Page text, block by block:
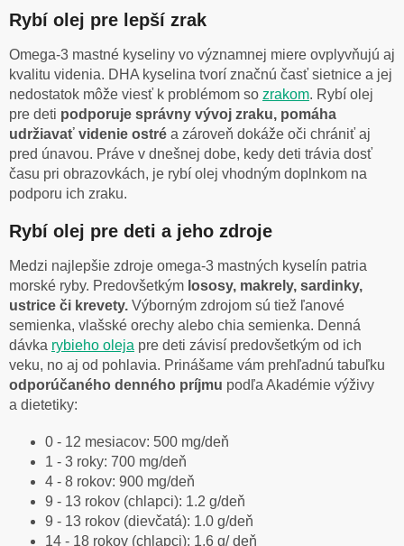
Rybí olej pre lepší zrak
Omega-3 mastné kyseliny vo významnej miere ovplyvňujú aj
kvalitu videnia. DHA kyselina tvorí značnú časť sietnice a jej
nedostatok môže viesť k problémom so zrakom. Rybí olej
pre deti podporuje správny vývoj zraku, pomáha
udržiavať videnie ostré a zároveň dokáže oči chrániť aj
pred únavou. Práve v dnešnej dobe, kedy deti trávia dosť
času pri obrazovkách, je rybí olej vhodným doplnkom na
podporu ich zraku.
Rybí olej pre deti a jeho zdroje
Medzi najlepšie zdroje omega-3 mastných kyselín patria
morské ryby. Predovšetkým lososy, makrely, sardinky,
ustrice či krevety. Výborným zdrojom sú tiež ľanové
semienka, vlašské orechy alebo chia semienka. Denná
dávka rybieho oleja pre deti závisí predovšetkým od ich
veku, no aj od pohlavia. Prinášame vám prehľadnú tabuľku
odporúčaného denného príjmu podľa Akadémie výživy
a dietetiky:
0 - 12 mesiacov: 500 mg/deň
1 - 3 roky: 700 mg/deň
4 - 8 rokov: 900 mg/deň
9 - 13 rokov (chlapci): 1.2 g/deň
9 - 13 rokov (dievčatá): 1.0 g/deň
14 - 18 rokov (chlapci): 1.6 g/ deň